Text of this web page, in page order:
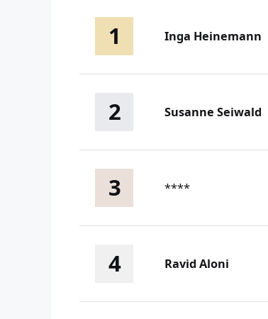
1 Inga Heinemann
2 Susanne Seiwald
3 ****
4 Ravid Aloni